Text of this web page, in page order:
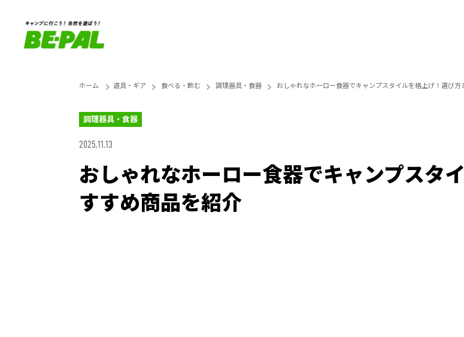
ホーム 道具・ギア 食べる・飲む 調理器具・食器 おしゃれなホーロー食器でキャンプスタイルを格上げ！選び
調理器具・食器
2025.11.13
おしゃれなホーロー食器でキャンプスタ
すすめ商品を紹介